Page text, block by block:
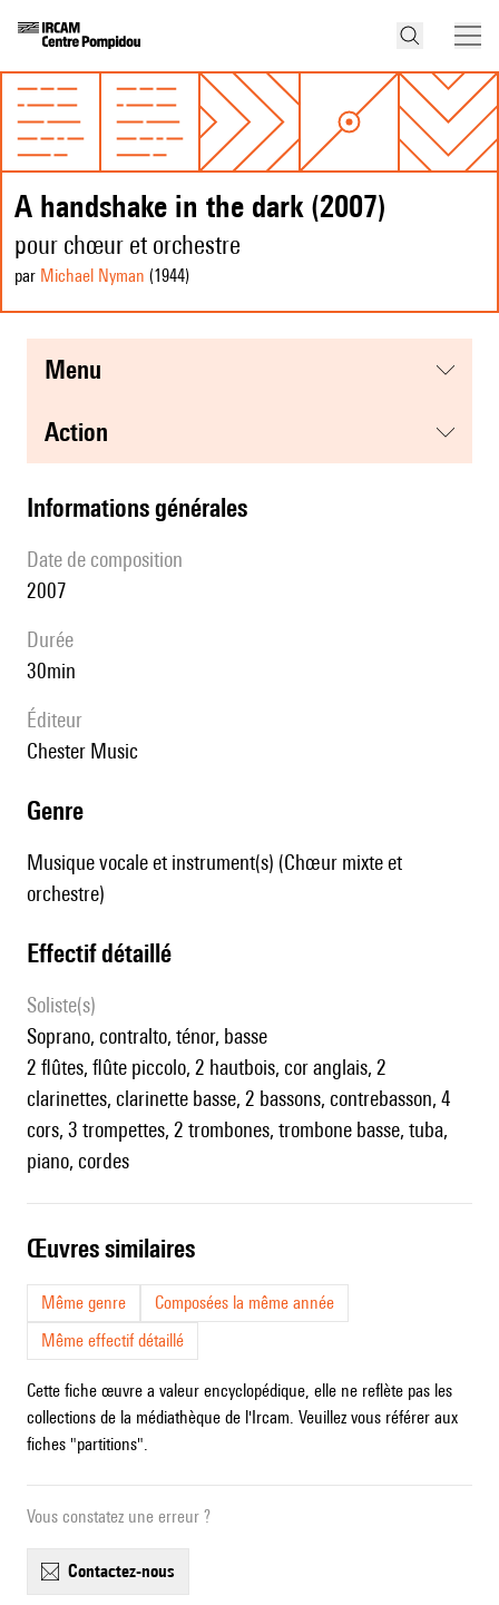
A handshake in the dark (2007)
pour chœur et orchestre
par Michael Nyman (1944)
menu
action
informations générales
date de composition
2007
durée
30min
éditeur
Chester Music
genre
Musique vocale et instrument(s) (Chœur mixte et
orchestre)
effectif détaillé
Soliste(s)
soprano, contralto, ténor, basse
2 flûtes, flûte piccolo, 2 hautbois, cor anglais, 2
clarinettes, clarinette basse, 2 bassons, contrebasson, 4
cors, 3 trompettes, 2 trombones, trombone basse, tuba,
piano, cordes
œuvres similaires
Même genre
Composées la même année
Même effectif détaillé
Cette fiche œuvre a valeur encyclopédique, elle ne reflète pas les
collections de la médiathèque de l'Ircam. Veuillez vous référer aux
fiches "partitions".
Vous constatez une erreur ?
contactez-nous